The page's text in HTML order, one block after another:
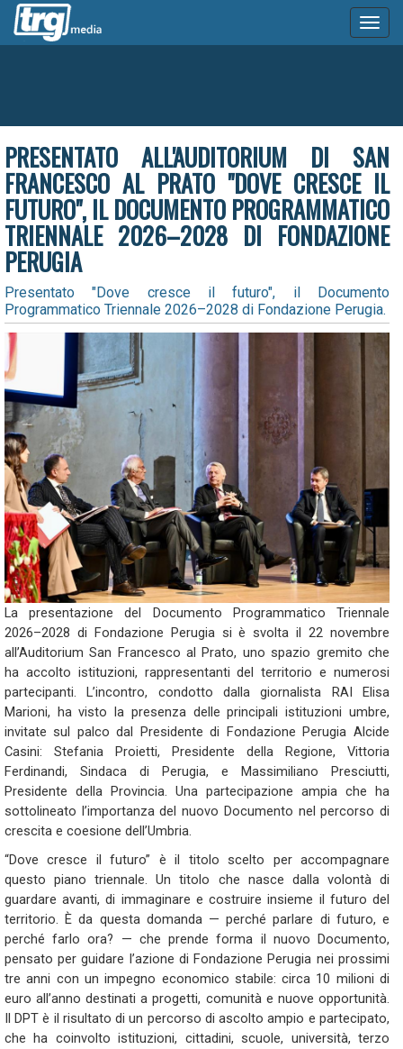
PRESENTATO ALL'AUDITORIUM DI SAN
FRANCESCO AL PRATO "DOVE CRESCE IL
FUTURO", IL DOCUMENTO PROGRAMMATICO
TRIENNALE 2026–2028 DI FONDAZIONE
PERUGIA
Presentato "Dove cresce il futuro", il Documento
Programmatico Triennale 2026–2028 di Fondazione Perugia.
La presentazione del Documento Programmatico Triennale
2026–2028 di Fondazione Perugia si è svolta il 22 novembre
all’Auditorium San Francesco al Prato, uno spazio gremito che
ha accolto istituzioni, rappresentanti del territorio e numerosi
partecipanti. L’incontro, condotto dalla giornalista RAI Elisa
Marioni, ha visto la presenza delle principali istituzioni umbre,
invitate sul palco dal Presidente di Fondazione Perugia Alcide
Casini: Stefania Proietti, Presidente della Regione, Vittoria
Ferdinandi, Sindaca di Perugia, e Massimiliano Presciutti,
Presidente della Provincia. Una partecipazione ampia che ha
sottolineato l’importanza del nuovo Documento nel percorso di
crescita e coesione dell’Umbria.
“Dove cresce il futuro” è il titolo scelto per accompagnare
questo piano triennale. Un titolo che nasce dalla volontà di
guardare avanti, di immaginare e costruire insieme il futuro del
territorio. È da questa domanda — perché parlare di futuro, e
perché farlo ora? — che prende forma il nuovo Documento,
pensato per guidare l’azione di Fondazione Perugia nei prossimi
tre anni con un impegno economico stabile: circa 10 milioni di
euro all’anno destinati a progetti, comunità e nuove opportunità.
Il DPT è il risultato di un percorso di ascolto ampio e partecipato,
che ha coinvolto istituzioni, cittadini, scuole, università, terzo